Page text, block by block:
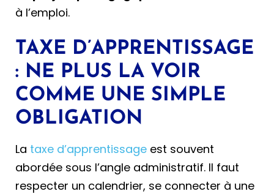
à l’emploi.
TAXE D’APPRENTISSAGE
: NE PLUS LA VOIR
COMME UNE SIMPLE
OBLIGATION
La taxe d’apprentissage est souvent
abordée sous l’angle administratif. Il faut
respecter un calendrier, se connecter à une